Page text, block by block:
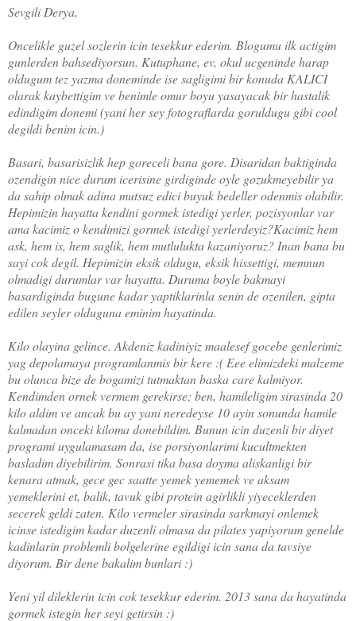
Sevgili Derya,
Oncelikle guzel sozlerin icin tesekkur ederim. Blogumu ilk actigim
gunlerden bahsediyorsun. Kutuphane, ev, okul ucgeninde harap
oldugum tez yazma doneminde ise sagligimi bir konuda KALICI
olarak kaybettigim ve benimle omur boyu yasayacak bir hastalik
edindigim donemi (yani her sey fotograflarda goruldugu gibi cool
degildi benim icin.)
Basari, basarisizlik hep goreceli bana gore. Disaridan baktiginda
ozendigin nice durum icerisine girdiginde oyle gozukmeyebilir ya
da sahip olmak adina mutsuz edici buyuk bedeller odenmis olabilir.
Hepimizin hayatta kendini gormek istedigi yerler, pozisyonlar var
ama kacimiz o kendimizi gormek istedigi yerlerdeyiz?Kacimiz hem
ask, hem is, hem saglik, hem mutlulukta kazaniyoruz? Inan bana bu
sayi cok degil. Hepimizin eksik oldugu, eksik hissettigi, memnun
olmadigi durumlar var hayatta. Duruma boyle bakmayi
basardiginda bugune kadar yaptiklarinla senin de ozenilen, gipta
edilen seyler olduguna eminim hayatinda.
Kilo olayina gelince. Akdeniz kadiniyiz maalesef gocebe genlerimiz
yag depolamaya programlanmis bir kere :( Eee elimizdeki malzeme
bu olunca bize de bogamizi tutmaktan baska care kalmiyor.
Kendimden ornek vermem gerekirse; ben, hamileligim sirasinda 20
kilo aldim ve ancak bu ay yani neredeyse 10 ayin sonunda hamile
kalmadan onceki kiloma donebildim. Bunun icin duzenli bir diyet
programi uygulamasam da, ise porsiyonlarimi kucultmekten
basladim diyebilirim. Sonrasi tika basa doyma aliskanligi bir
kenara atmak, gece gec saatte yemek yememek ve aksam
yemeklerini et, balik, tavuk gibi protein agirlikli yiyeceklerden
secerek geldi zaten. Kilo vermeler sirasinda sarkmayi onlemek
icinse istedigim kadar duzenli olmasa da pilates yapiyorum genelde
kadinlarin problemli bolgelerine egildigi icin sana da tavsiye
diyorum. Bir dene bakalim bunlari :)
Yeni yil dileklerin icin cok tesekkur ederim. 2013 sana da hayatinda
gormek istegin her seyi getirsin :)